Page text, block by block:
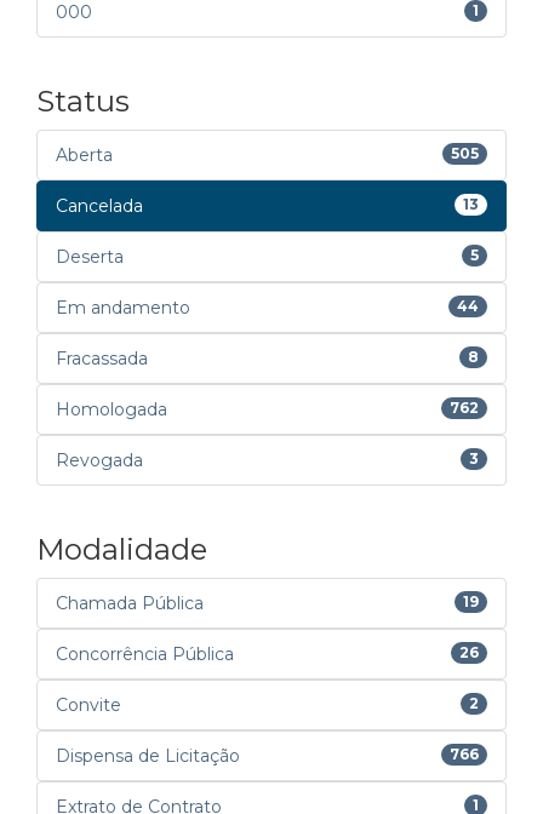
000 1
Status
Aberta 505
Cancelada 13
Deserta 5
Em andamento 44
Fracassada 8
Homologada 762
Revogada 3
Modalidade
Chamada Pública 19
Concorrência Pública 26
Convite 2
Dispensa de Licitação 766
Extrato de Contrato 1